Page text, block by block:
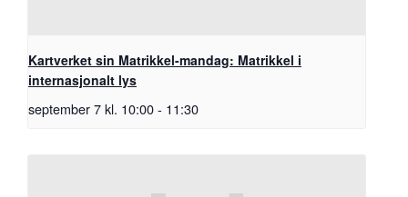
Kartverket sin Matrikkel-mandag: Matrikkel i
internasjonalt lys
september 7 kl. 10:00- 11:30